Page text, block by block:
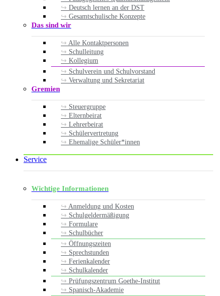
Deutsch lernen an der DST
Gesamtschulische Konzepte
Das sind wir
Alle Kontaktpersonen
Schulleitung
Kollegium
Schulverein und Schulvorstand
Verwaltung und Sekretariat
Gremien
Steuergruppe
Elternbeirat
Lehrerbeirat
Schülervertretung
Ehemalige Schüler*innen
Service
Wichtige Informationen
Anmeldung und Kosten
Schulgeldermäßigung
Formulare
Schulbücher
Öffnungszeiten
Sprechstunden
Ferienkalender
Schulkalender
Prüfungszentrum Goethe-Institut
Spanisch-Akademie